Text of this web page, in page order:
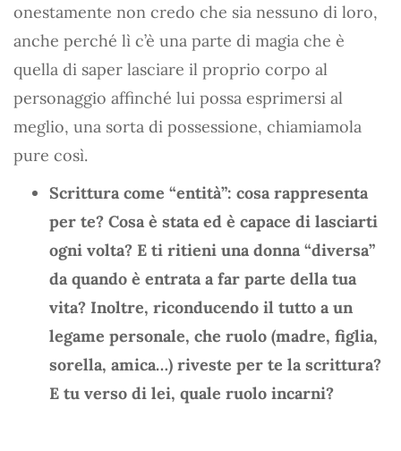
onestamente non credo che sia nessuno di loro,
anche perché lì c’è una parte di magia che è
quella di saper lasciare il proprio corpo al
personaggio affinché lui possa esprimersi al
meglio, una sorta di possessione, chiamiamola
pure così.
Scrittura come “entità”: cosa rappresenta
per te? Cosa è stata ed è capace di lasciarti
ogni volta? E ti ritieni una donna “diversa”
da quando è entrata a far parte della tua
vita? Inoltre, riconducendo il tutto a un
legame personale, che ruolo (madre, figlia,
sorella, amica…) riveste per te la scrittura?
E tu verso di lei, quale ruolo incarni?